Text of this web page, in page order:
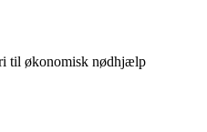
til økonomisk nødhjælp